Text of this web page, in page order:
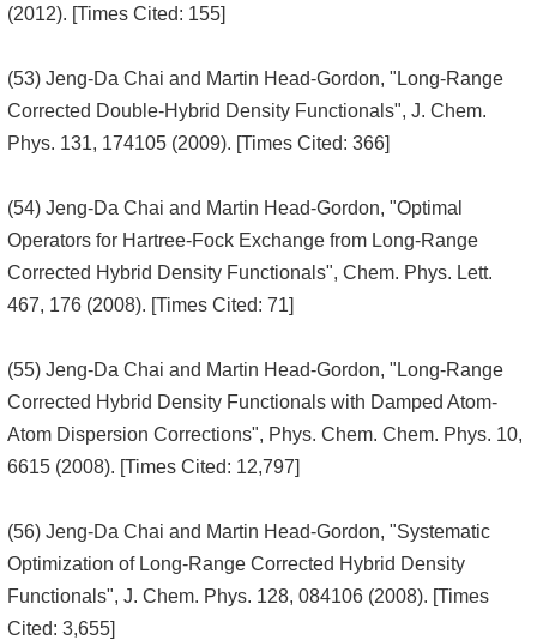
(2012). [Times Cited: 155]
(53) Jeng-Da Chai and Martin Head-Gordon, "Long-Range
Corrected Double-Hybrid Density Functionals", J. Chem.
Phys. 131, 174105 (2009). [Times Cited: 366]
(54) Jeng-Da Chai and Martin Head-Gordon, "Optimal
Operators for Hartree-Fock Exchange from Long-Range
Corrected Hybrid Density Functionals", Chem. Phys. Lett.
467, 176 (2008). [Times Cited: 71]
(55) Jeng-Da Chai and Martin Head-Gordon, "Long-Range
Corrected Hybrid Density Functionals with Damped Atom-
Atom Dispersion Corrections", Phys. Chem. Chem. Phys. 10,
6615 (2008). [Times Cited: 12,797]
(56) Jeng-Da Chai and Martin Head-Gordon, "Systematic
Optimization of Long-Range Corrected Hybrid Density
Functionals", J. Chem. Phys. 128, 084106 (2008). [Times
Cited: 3,655]